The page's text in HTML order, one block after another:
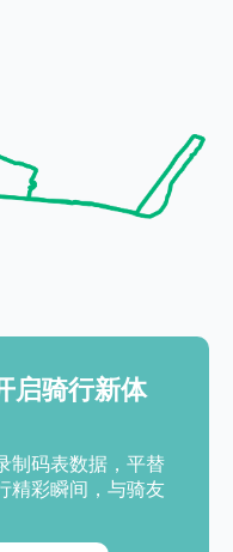
启骑行新体
制码表数据，平替
精彩瞬间，与骑友